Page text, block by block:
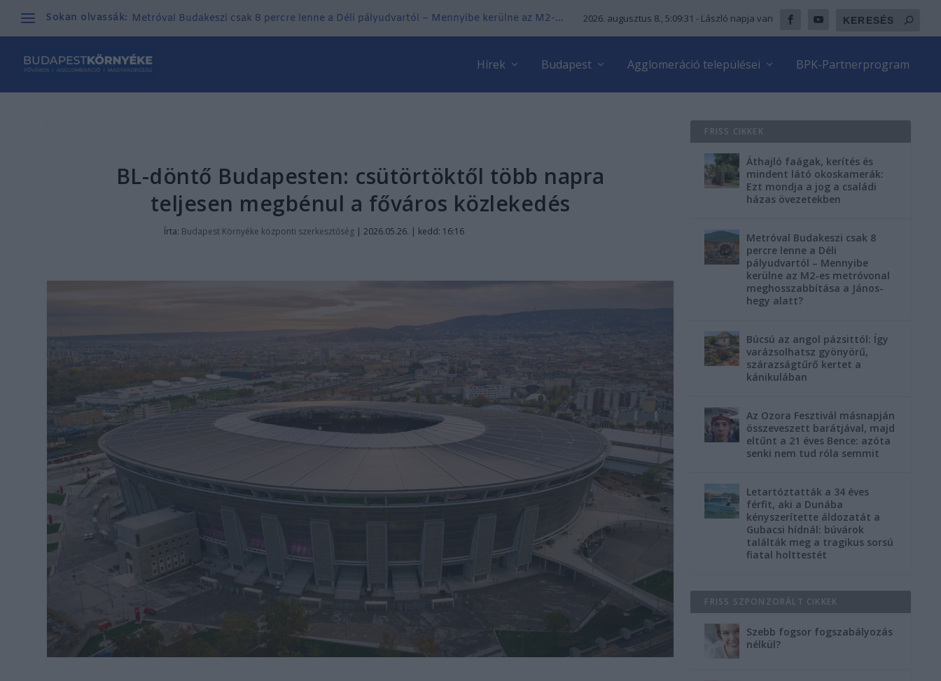
Sokan olvassák: Metróval Budakeszi csak 8 percre lenne a Déli pályudvartól – Mennyibe kerülne az M2-... 2026. augusztus 8., 5:09:33 - László napja van
Hírek Budapest Agglomeráció települései BPK-Partnerprogram
BL-döntő Budapesten: csütörtöktől több napra
teljesen megbénul a főváros közlekedés
Írta: Budapest Környéke központi szerkesztőség| 2026.05.26. | kedd: 16:16
FRISS CIKKEK
Áthajló faágak, kerítés és
mindent látó okoskamerák:
Ezt mondja a jog a családi
házas övezetekben
Metróval Budakeszi csak 8
percre lenne a Déli
pályudvartól – Mennyibe
kerülne az M2-es metróvonal
meghosszabbítása a János-
hegy alatt?
Búcsú az angol pázsittól: Így
varázsolhatsz gyönyörű,
szárazságtűrő kertet a
kánikulában
Az Ozora Fesztivál másnapján
összeveszett barátjával, majd
eltűnt a 21 éves Bence: azóta
senki nem tud róla semmit
Letartóztatták a 34 éves
férfit, aki a Dunába
kényszerítette áldozatát a
Gubacsi hídnál: búvárok
találták meg a tragikus sorsú
fiatal holttestét
FRISS SZPONZORÁLT CIKKEK
Szebb fogsor fogszabályozás
nélkül?